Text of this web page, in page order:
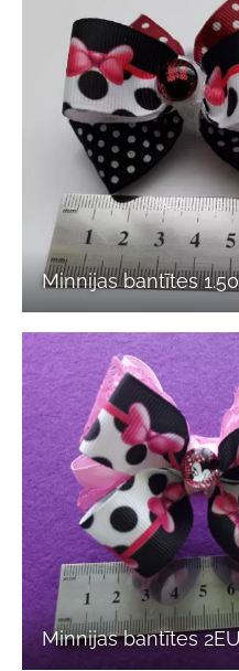
Minnijas bantītes
Minnijas bantītes